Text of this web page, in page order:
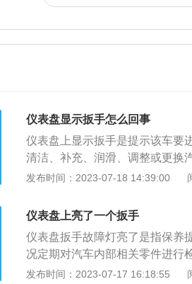
仪表盘显示扳手怎么回事
仪表盘上显示扳手是提示该车要
清洁、补充、润滑、调整或更换
汽车维修。现代汽车维修主要包
车的整洁，技术状况正常，消除
命。当车辆应定期保养但未保养
会持续亮起。当车辆距离下一次
闪烁，闪烁后扳手标志将持续点
醒，提醒他们汽车需要保养。
发布时间：2023-07-18 14:39:00
仪表盘上亮了一个扳手
仪表盘扳手故障灯亮了是指保养
况定期对汽车内部相关零件进行
零件提前做好预防工作，其也可
发布时间：2023-07-17 16:18:55